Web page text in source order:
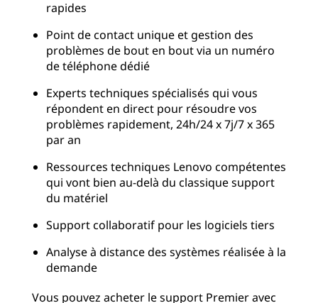
rapides
Point de contact unique et gestion des
problèmes de bout en bout via un numéro
de téléphone dédié
Experts techniques spécialisés qui vous
répondent en direct pour résoudre vos
problèmes rapidement, 24h/24 x 7j/7 x 365
par an
Ressources techniques Lenovo compétentes
qui vont bien au-delà du classique support
du matériel
Support collaboratif pour les logiciels tiers
Analyse à distance des systèmes réalisée à la
demande
Vous pouvez acheter le support Premier avec